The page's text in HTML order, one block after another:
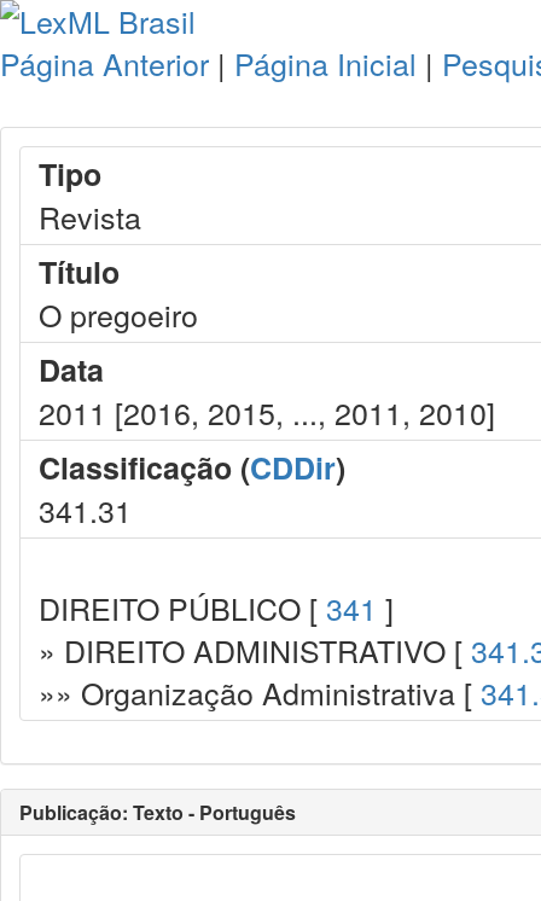
Página Anterior | Página Inicial |
Tipo
Revista
Título
O pregoeiro
Data
2011 [2016, 2015, ..., 2011, 2010]
Classificação (CDDir)
341.31
DIREITO PÚBLICO [ 341 ]
» DIREITO ADMINISTRATIVO [
»» Organização Administrativa [
Publicação: Texto - Português